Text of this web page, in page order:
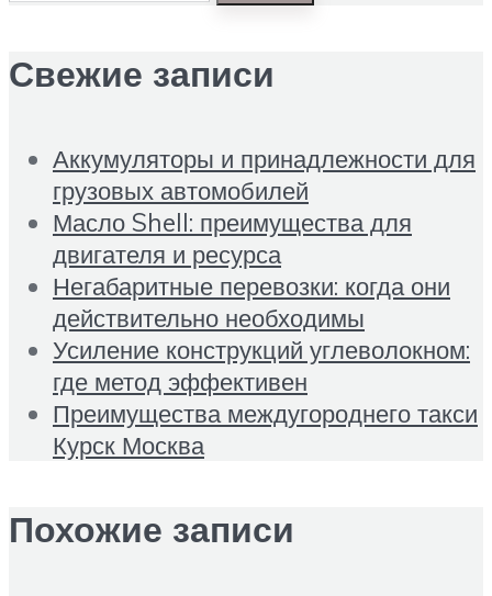
Свежие записи
Аккумуляторы и принадлежности для
грузовых автомобилей
Масло Shell: преимущества для
двигателя и ресурса
Негабаритные перевозки: когда они
действительно необходимы
Усиление конструкций углеволокном:
где метод эффективен
Преимущества междугороднего такси
Курск Москва
Похожие записи